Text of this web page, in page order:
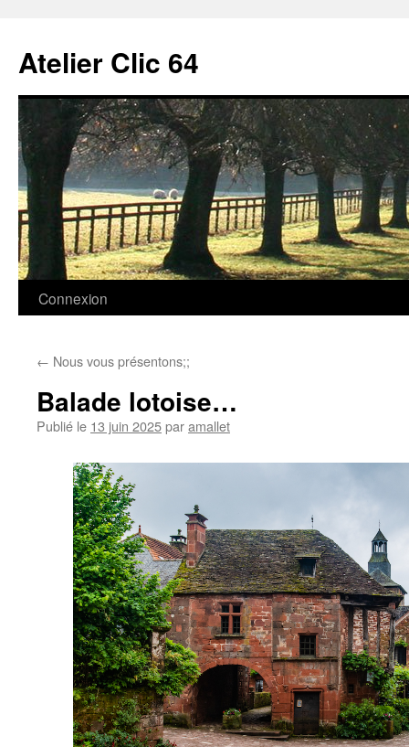
contenu
Atelier Clic 64
Connexion
← Nous vous présentons;;
Balade lotoise…
Publié le 13 juin 2025paramallet